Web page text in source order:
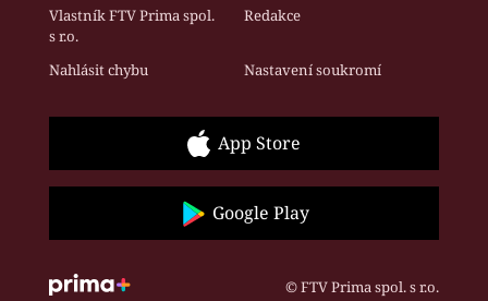
Vlastník FTV Prima spol.
s r.o.
Redakce
Nahlásit chybu Nastavení soukromí
App Store
Google Play
© FTV Prima spol. s r.o.